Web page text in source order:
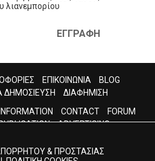
λιανεμπορίου
ΕΓΓΡΑΦΗ
ΕΠΙΚΟΙΝΩΝΙΑ
BLOG
ΔΗΜΟΣΙΕΥΣΗ
ΔΙΑΦΗΜΙΣΗ
CONTACT
FORUM
ADVERTISING
& ΠΡΟΣΤΑΣΙΑΣ